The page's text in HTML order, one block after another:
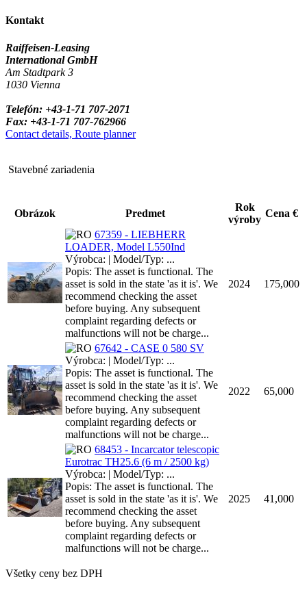
Kontakt
Raiffeisen-Leasing
International GmbH
Am Stadtpark 3
1030 Vienna
Telefón: +43-1-71 707-2071
Fax: +43-1-71 707-762966
Contact details, Route planner
Stavebné zariadenia
Obrázok Predmet
Rok
výroby
Cena €
67359 - LIEBHERR
LOADER, Model L550Ind
Výrobca: | Model/Typ: ...
Popis: The asset is functional. The
asset is sold in the state 'as it is'. We
recommend checking the asset
before buying. Any subsequent
complaint regarding defects or
malfunctions will not be charge...
2024 175,000
67642 - CASE 0 580 SV
Výrobca: | Model/Typ: ...
Popis: The asset is functional. The
asset is sold in the state 'as it is'. We
recommend checking the asset
before buying. Any subsequent
complaint regarding defects or
malfunctions will not be charge...
2022 65,000
68453 - Incarcator telescopic
Eurotrac TH25.6 (6 m / 2500 kg)
Výrobca: | Model/Typ: ...
Popis: The asset is functional. The
asset is sold in the state 'as it is'. We
recommend checking the asset
before buying. Any subsequent
complaint regarding defects or
malfunctions will not be charge...
2025 41,000
Všetky ceny bez DPH